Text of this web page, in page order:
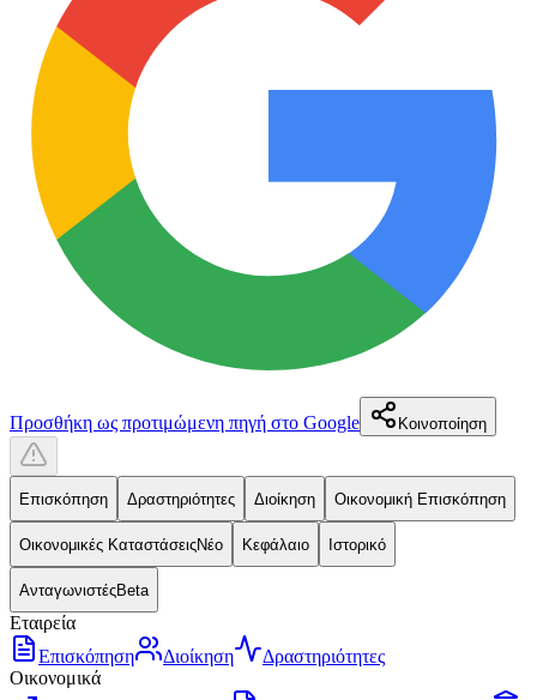
Προσθήκη ως προτιμώμενη πηγή στο Google Κοινοποίηση
Επισκόπηση Δραστηριότητες Διοίκηση Οικονομική Επισκόπηση
Οικονομικές ΚαταστάσειςΝέο Κεφάλαιο Ιστορικό
ΑνταγωνιστέςBeta
Εταιρεία
Επισκόπηση
Διοίκηση
Δραστηριότητες
Οικονομικά